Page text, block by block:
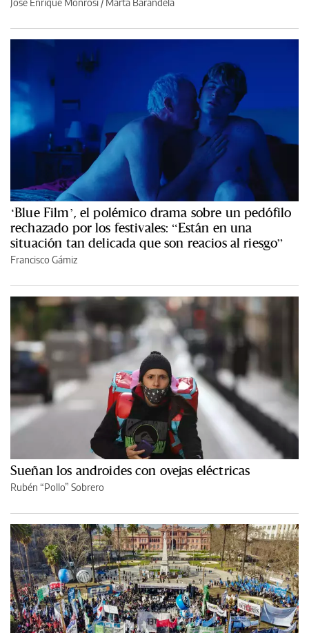
‘Blue Film’, el polémico drama sobre un pedófilo
rechazado por los festivales: “Están en una
situación tan delicada que son reacios al riesgo”
Francisco Gámiz
Sueñan los androides con ovejas eléctricas
Rubén “Pollo” Sobrero